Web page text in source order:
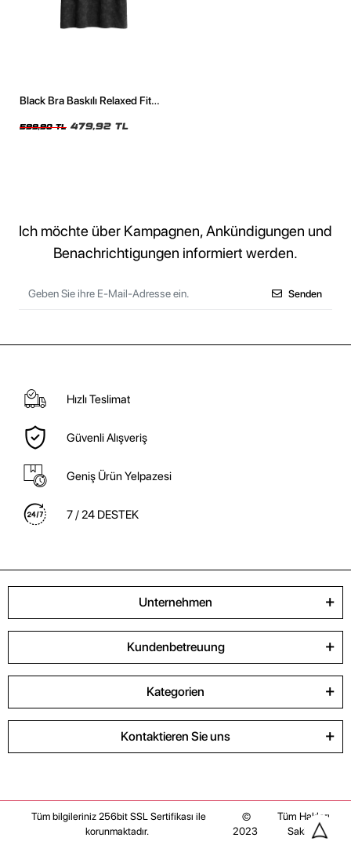
Black Bra Baskılı Relaxed Fit
599,90 TL 479,92 TL
Ich möchte über Kampagnen, Ankündigungen und
Benachrichtigungen informiert werden.
Senden
Hızlı Teslimat
Güvenli Alışveriş
Geniş Ürün Yelpazesi
7 / 24 DESTEK
Unternehmen
Kundenbetreuung
Kategorien
Kontaktieren Sie uns
Tüm bilgileriniz 256bit SSL Sertifikası ile
korunmaktadır.
©
2023
Tüm Hakları
Saklıdır